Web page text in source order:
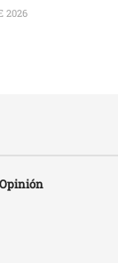
2026
Opinión